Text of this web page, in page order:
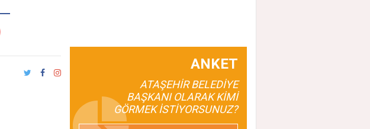
ANKET
ATAŞEHİR BELEDİYE
BAŞKANI OLARAK KİMİ
GÖRMEK İSTİYORSUNUZ?